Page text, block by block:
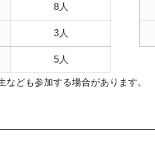
8人
3人
5人
ども参加する場合があります。